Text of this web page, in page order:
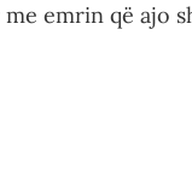
emrin që ajo